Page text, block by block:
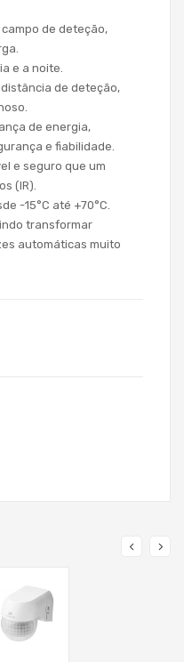
de deteção,
e a noite.
de deteção,
de energia,
e fiabilidade.
e seguro que um
(IR).
-15°C até +70°C.
transformar
automáticas muito